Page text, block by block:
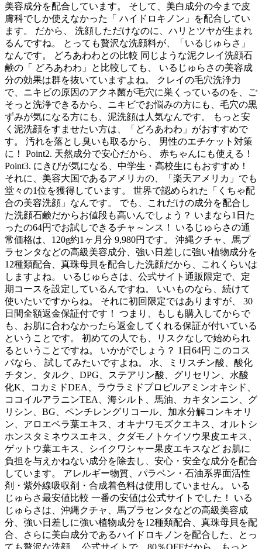
美容成分を配合しています。 そして、美白成分の今まで皮
膚科でしか使えなかった「 ハイドロキノン」を配合してい
ます。 だから、 洗顔しただけなのに、ハリとツヤが生まれ
るんですね。 とっても贅沢な洗顔料が、「いるじゅらさ」
なんです。 どろあわわとの比較 同じような泥クレイ洗顔石
鹸の「 どろあわわ」と比較しても、 いるじゅらさの美容成
分の効果は群を抜いていますよね。 クレイの毛穴洗浄力
で、ニキビの原因のアクネ菌が毛穴に巣くっているのを、ご
そっと洗浄できるから、ニキビでお悩みの方にも、毛穴の黒
ずみが気になる方にも、泥洗顔は人気なんです。 もっと安
く泥洗顔をすませたい方は、「どろあわわ」がおすすめで
す。 汚れを落とし臭いも取るから、 男性のエチケット対策
に！ Point2. 天然成分で安心だから、 赤ちゃんにも使える！
Point3. にきびが気になる、中学生・高校生にもおすすめ！
それに、美容大国であるアメリカの、「楽天アメリカ」でも
堂々の1位を獲得しています。 世界で認められた「くちゃ配
合の美容洗顔」なんです。 でも、これだけの成分を配合し
た洗顔石鹸だからお値段も高いんでしょう？ いまなら1日た
ったの64円でお試しできるチャ～ンス！ いるじゅらさの通
常価格は、120g約1ヶ月分 9,980円です。 沖縄クチャ、馬プ
ラセンタなどの高級美容成分、強い日差しに強い植物成分を
12種類配合、真珠母貝を配合した洗顔だから、これくらいは
しますよね。 いるじゅらさは、公式サイト通販限定で、定
期コースを設定しているんですね。 いいものなら、続けて
使いたいですからね。 それに初回限定ではありますが、 30
日間全額返金保証付です！ つまり、もしも購入してからで
も、お肌に合わなかったら返金してくれる保証が付いている
ということです。 初めての人でも、リスクなしで始められ
るということですね。 いかがでしょう？ 1日64円 このコス
パなら、 試してみたいですよね。 水、ミリスチン酸、酸化
チタン、タルク、DPG、ステアリン酸、グリセリン、水酸
化K、コカミドDEA、ラウラミドプロピルアミンオキシド、
ココイルアラニンTEA、海シルト、馬油、カキタンニン、グ
リシン、BG、ペンチレングリコール、加水分解コンキオリ
ン、アロエベラ葉エキス、オキナワモズクエキス、オルトシ
ホンスタミネウスエキス、クダモノトケイソウ果皮エキス、
ゲットウ葉エキス、シイクワシャー果皮エキスなど お肌に
負担を与えかねない成分を除去し、安心・安全な成分を配合
しています。 アレルギー物質、パラベン・石油系界面活性
剤・紫外線吸収剤・合成着色料は使用していません。 いる
じゅらさ最安値比較 一番の安値は公式サイトでした！ いる
じゅらさは、沖縄クチャ、馬プラセンタなどの高級美容成
分、強い日差しに強い植物成分を12種類配合、真珠母貝を配
合、さらに美白成分であるハイドロキノンを配合した、とっ